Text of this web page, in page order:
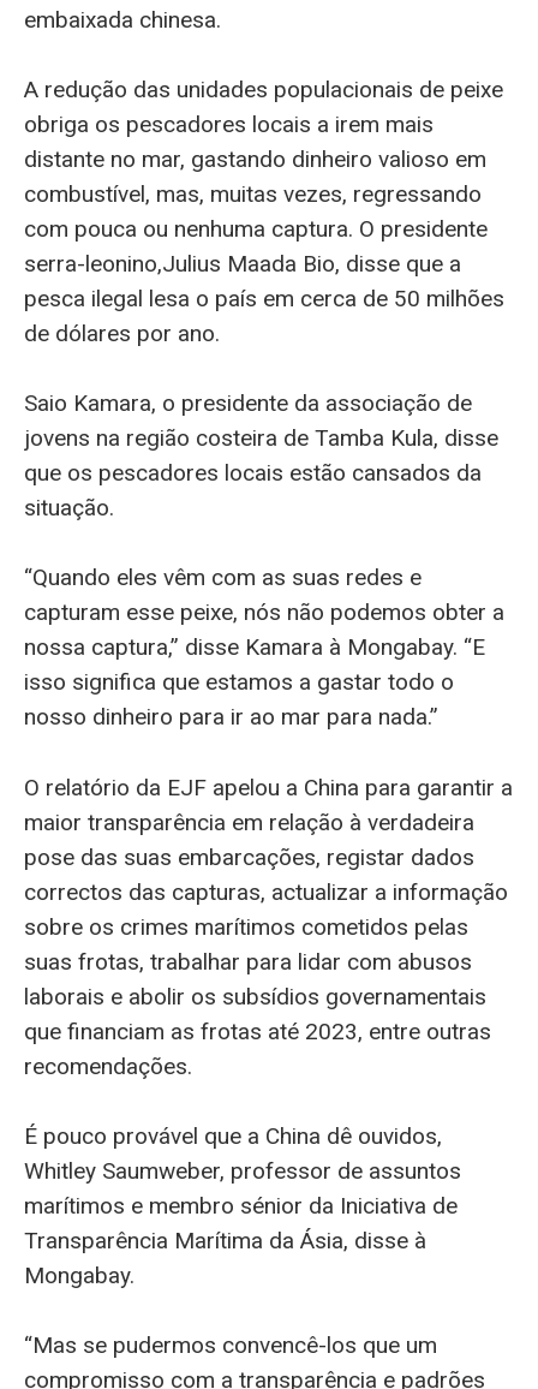
embaixada chinesa.
A redução das unidades populacionais de peixe
obriga os pescadores locais a irem mais
distante no mar, gastando dinheiro valioso em
combustível, mas, muitas vezes, regressando
com pouca ou nenhuma captura. O presidente
serra-leonino,Julius Maada Bio, disse que a
pesca ilegal lesa o país em cerca de 50 milhões
de dólares por ano.
Saio Kamara, o presidente da associação de
jovens na região costeira de Tamba Kula, disse
que os pescadores locais estão cansados da
situação.
“Quando eles vêm com as suas redes e
capturam esse peixe, nós não podemos obter a
nossa captura,” disse Kamara à Mongabay. “E
isso significa que estamos a gastar todo o
nosso dinheiro para ir ao mar para nada.”
O relatório da EJF apelou a China para garantir a
maior transparência em relação à verdadeira
pose das suas embarcações, registar dados
correctos das capturas, actualizar a informação
sobre os crimes marítimos cometidos pelas
suas frotas, trabalhar para lidar com abusos
laborais e abolir os subsídios governamentais
que financiam as frotas até 2023, entre outras
recomendações.
É pouco provável que a China dê ouvidos,
Whitley Saumweber, professor de assuntos
marítimos e membro sénior da Iniciativa de
Transparência Marítima da Ásia, disse à
Mongabay.
“Mas se pudermos convencê-los que um
compromisso com a transparência e padrões